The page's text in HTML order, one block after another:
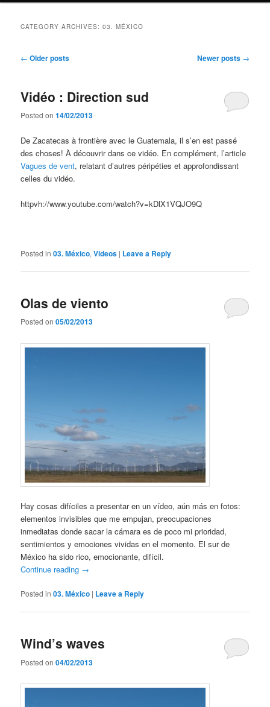
CATEGORY ARCHIVES:03. MÉXICO
Post
← Older posts Newer posts →
Vidéo : Direction sud
Posted on14/02/2013
De Zacatecas à frontière avec le Guatemala, il s’en est passé
des choses! À découvrir dans ce vidéo. En complément, l’article
Vagues de vent, relatant d’autres péripéties et approfondissant
celles du vidéo.
httpvh://www.youtube.com/watch?v=kDlX1VQJO9Q
Posted in 03. México,Videos | Leave a Reply
Olas de viento
Posted on05/02/2013
Hay cosas difíciles a presentar en un vídeo, aún más en fotos:
elementos invisibles que me empujan, preocupaciones
inmediatas donde sacar la cámara es de poco mi prioridad,
sentimientos y emociones vividas en el momento. El sur de
México ha sido rico, emocionante, difícil.
Continue reading →
Posted in 03. México | Leave a Reply
Wind’s waves
Posted on04/02/2013